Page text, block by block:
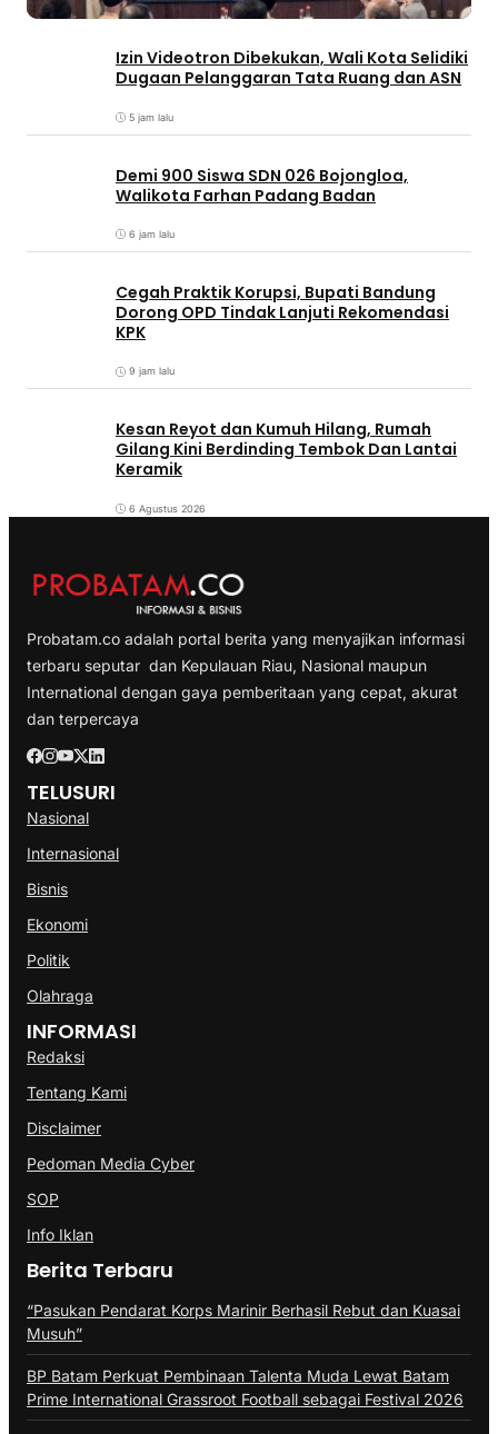
Izin Videotron Dibekukan, Wali Kota Selidiki
Dugaan Pelanggaran Tata Ruang dan ASN
5 jam lalu
Demi 900 Siswa SDN 026 Bojongloa,
Walikota Farhan Padang Badan
6 jam lalu
Cegah Praktik Korupsi, Bupati Bandung
Dorong OPD Tindak Lanjuti Rekomendasi
KPK
9 jam lalu
Kesan Reyot dan Kumuh Hilang, Rumah
Gilang Kini Berdinding Tembok Dan Lantai
Keramik
6 Agustus 2026
Probatam.co adalah portal berita yang menyajikan informasi
terbaru seputar dan Kepulauan Riau, Nasional maupun
International dengan gaya pemberitaan yang cepat, akurat
dan terpercaya
TELUSURI
Nasional
Internasional
Bisnis
Ekonomi
Politik
Olahraga
INFORMASI
Redaksi
Tentang Kami
Disclaimer
Pedoman Media Cyber
SOP
Info Iklan
Berita Terbaru
“Pasukan Pendarat Korps Marinir Berhasil Rebut dan Kuasai
Musuh”
BP Batam Perkuat Pembinaan Talenta Muda Lewat Batam
Prime International Grassroot Football sebagai Festival 2026